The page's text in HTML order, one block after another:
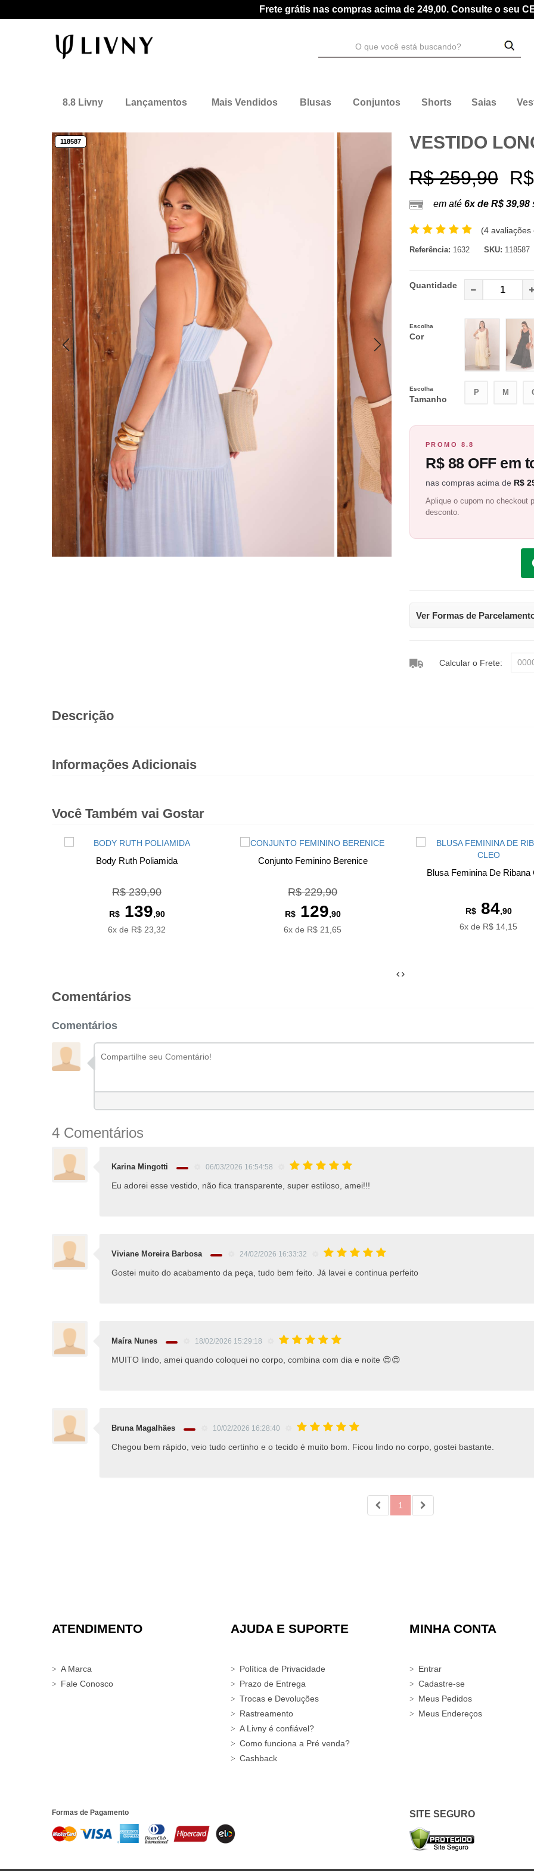
Frete grátis nas compras acima de 249,00. Consulte o seu
8.8 Livny Lançamentos Mais Vendidos Blusas Conjuntos Shorts Saias
118587 VESTIDO
R$ 259,90
em até 6x de R$ 39,98
(4 avaliações
Referência: 1632 SKU: 118587
Quantidade
Escolha
Cor
Escolha
Tamanho
P M
PROMO 8.8
R$ 88 OFF em
nas compras acima de R$
Aplique o cupom no checkout
desconto.
Ver Formas de
Calcular o Frete:
Descrição
Informações Adicionais
Você Também vai Gostar
Body Ruth Poliamida
R$ 239,90
R$139,90
6x de R$ 23,32
Conjunto Feminino Berenice
R$ 229,90
R$129,90
6x de R$ 21,65
Blusa Feminina De Ribana
R$84,90
6x de R$ 14,15
Comentários
Comentários
4 Comentários
Karina Mingotti 06/03/2026 16:54:58
Eu adorei esse vestido, não fica transparente, super estiloso, amei!!!
Viviane Moreira Barbosa 24/02/2026 16:33:32
Gostei muito do acabamento da peça, tudo bem feito. Já lavei e continua perfeito
Maíra Nunes 18/02/2026 15:29:18
MUITO lindo, amei quando coloquei no corpo, combina com dia e noite 😍😍
Bruna Magalhães 10/02/2026 16:28:40
Chegou bem rápido, veio tudo certinho e o tecido é muito bom. Ficou lindo no corpo, gostei bastante.
1
ATENDIMENTO
A Marca
Fale Conosco
AJUDA E SUPORTE
Política de Privacidade
Prazo de Entrega
Trocas e Devoluções
Rastreamento
A Livny é confiável?
Como funciona a Pré venda?
Cashback
MINHA CONTA
Entrar
Cadastre-se
Meus Pedidos
Meus Endereços
Formas de Pagamento SITE SEGURO